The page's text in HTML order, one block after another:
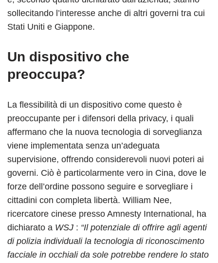
sollecitando l’interesse anche di altri governi tra cui
Stati Uniti e Giappone.
Un dispositivo che
preoccupa?
La flessibilità di un dispositivo come questo è
preoccupante per i difensori della privacy, i quali
affermano che la nuova tecnologia di sorveglianza
viene implementata senza un’adeguata
supervisione, offrendo considerevoli nuovi poteri ai
governi. Ciò è particolarmente vero in Cina, dove le
forze dell’ordine possono seguire e sorvegliare i
cittadini con completa libertà. William Nee,
ricercatore cinese presso Amnesty International, ha
dichiarato a WSJ : “Il potenziale di offrire agli agenti
di polizia individuali la tecnologia di riconoscimento
facciale in occhiali da sole potrebbe rendere lo stato